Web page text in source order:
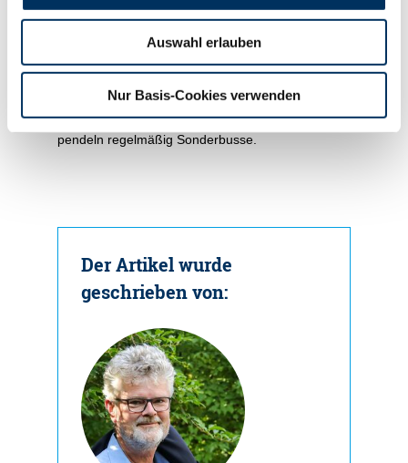
Auswahl erlauben
Nur Basis-Cookies verwenden
große landwirtschaftliche Fachausstellung auf dem
Gelände rund um das Vermarktungszentrum in
Fließem. Zwischen dem BEDA-Markt in Bitburg
und dem Vermarktungszentrum in Fließem
pendeln regelmäßig Sonderbusse.
Der Artikel wurde
geschrieben von: